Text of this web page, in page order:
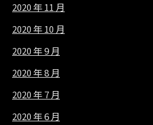
2020 年 11 月
2020 年 10 月
2020 年 9 月
2020 年 8 月
2020 年 7 月
2020 年 6 月